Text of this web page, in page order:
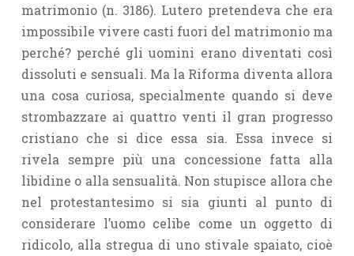
matrimonio (n. 3186). Lutero pretendeva che era
impossibile vivere casti fuori del matrimonio ma
perché? perché gli uomini erano diventati così
dissoluti e sensuali. Ma la Riforma diventa allora
una cosa curiosa, specialmente quando si deve
strombazzare ai quattro venti il gran progresso
cristiano che si dice essa sia. Essa invece si
rivela sempre più una concessione fatta alla
libidine o alla sensualità. Non stupisce allora che
nel protestantesimo si sia giunti al punto di
considerare l’uomo celibe come un oggetto di
ridicolo, alla stregua di uno stivale spaiato, cioè